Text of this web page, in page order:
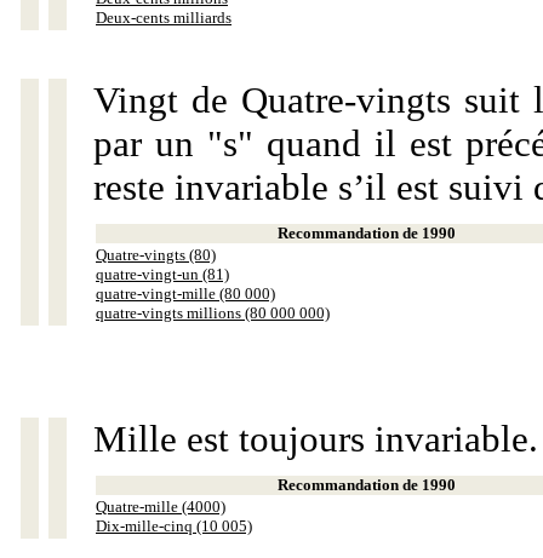
Deux-cents milliards
Vingt de Quatre-vingts suit
par un "s" quand il est
reste invariable s’il est suivi
Recommandation de 1990
Quatre-vingts (80)
quatre-vingt-un (81)
quatre-vingt-mille (80 000)
quatre-vingts millions (80 000 000)
Mille est toujours invariable.
Recommandation de 1990
Quatre-mille (4000)
Dix-mille-cinq (10 005)